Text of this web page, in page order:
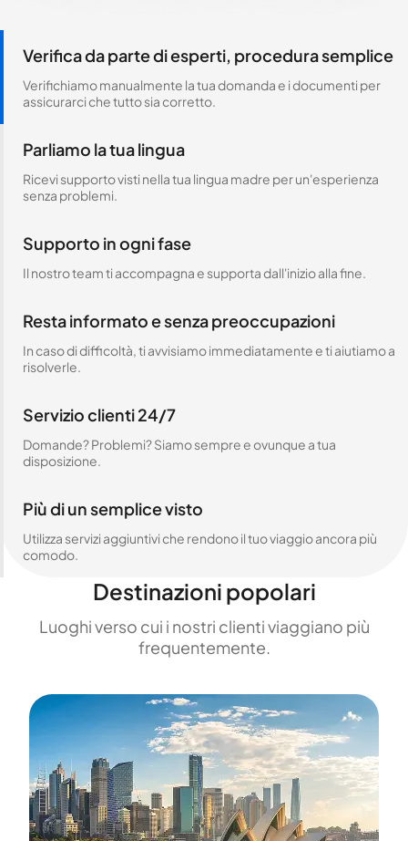
Verifica da parte di esperti, procedura semplice
Verifichiamo manualmente la tua domanda e i documenti per
assicurarci che tutto sia corretto.
Parliamo la tua lingua
Ricevi supporto visti nella tua lingua madre per un'esperienza
senza problemi.
Supporto in ogni fase
Il nostro team ti accompagna e supporta dall'inizio alla fine.
Resta informato e senza preoccupazioni
In caso di difficoltà, ti avvisiamo immediatamente e ti aiutiamo a
risolverle.
Servizio clienti 24/7
Domande? Problemi? Siamo sempre e ovunque a tua
disposizione.
Più di un semplice visto
Utilizza servizi aggiuntivi che rendono il tuo viaggio ancora più
comodo.
Destinazioni popolari
Luoghi verso cui i nostri clienti viaggiano più
frequentemente.